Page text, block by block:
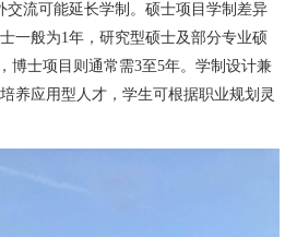
交流可能延长学制。硕士项目学制差异
一般为1年，研究型硕士及部分专业硕
博士项目则通常需3至5年。学制设计兼
养应用型人才，学生可根据职业规划灵